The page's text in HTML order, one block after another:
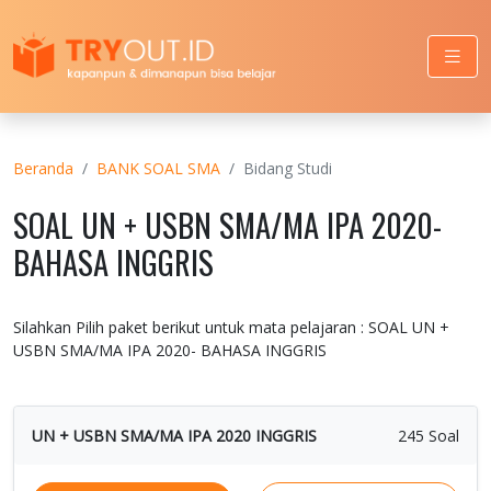
Beranda BANK SOAL SMA Bidang Studi
SOAL UN + USBN SMA/MA IPA 2020-
BAHASA INGGRIS
Silahkan Pilih paket berikut untuk mata pelajaran : SOAL UN +
USBN SMA/MA IPA 2020- BAHASA INGGRIS
UN + USBN SMA/MA IPA 2020 INGGRIS 245 Soal